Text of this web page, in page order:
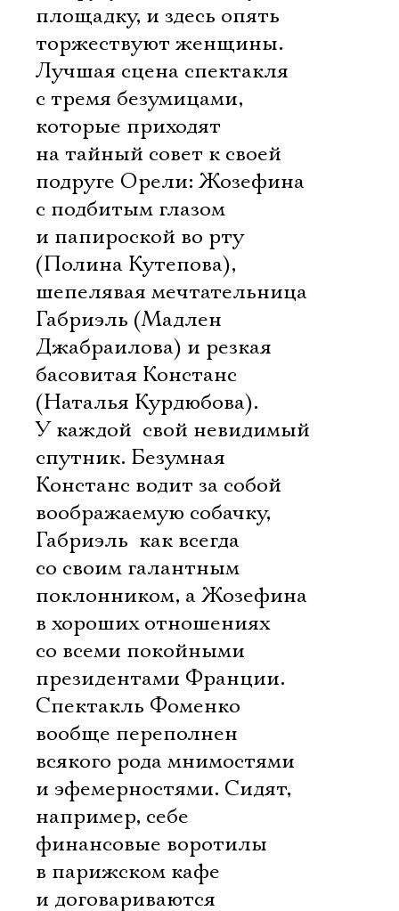
площадку, и здесь опять
торжествуют женщины.
Лучшая сцена спектакля 
с тремя безумицами,
которые приходят
на тайный совет к своей
подруге Орели: Жозефина
с подбитым глазом
и папироской во рту
(Полина Кутепова),
шепелявая мечтательница
Габриэль (Мадлен
Джабраилова) и резкая
басовитая Констанс
(Наталья Курдюбова).
У каждой  свой невидимый
спутник. Безумная
Констанс водит за собой
воображаемую собачку,
Габриэль  как всегда
со своим галантным
поклонником, а Жозефина
в хороших отношениях
со всеми покойными
президентами Франции.
Спектакль Фоменко
вообще переполнен
всякого рода мнимостями
и эфемерностями. Сидят,
например, себе
финансовые воротилы
в парижском кафе
и договариваются